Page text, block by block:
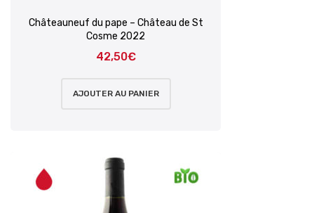
Châteauneuf du pape – Château de St
Cosme 2022
42,50€
AJOUTER AU PANIER